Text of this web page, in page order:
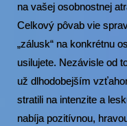
na vašej osobnostnej
Celkový pôvab vie
„zálusk“ na konkrétnu
usilujete. Nezávisle od
už dlhodobejším
stratili na intenzite a
nabíja pozitívnou,